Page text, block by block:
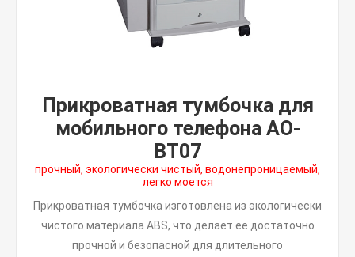
Прикроватная тумбочка для
мобильного телефона AO-
BT07
прочный, экологически чистый, водонепроницаемый,
легко моется
Прикроватная тумбочка изготовлена ​​из экологически
чистого материала ABS, что делает ее достаточно
прочной и безопасной для длительного